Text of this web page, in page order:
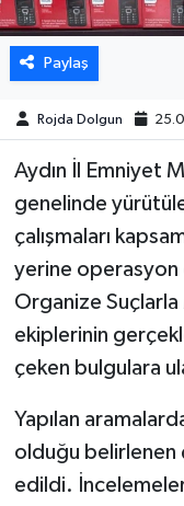
Paylaş
Rojda Dolgun
Aydın İl Emniyet
genelinde
çalışmaları
yerine operasyon
Organize
ekiplerinin
çeken bulgulara
Yapılan
olduğu belirlenen
edildi.
GÜNDEM
HABERDE
KÜLTÜR
MAGAZİN
ÖZEL HABER
SAĞLIK
ŞİRKET
SİYASET
SPOR